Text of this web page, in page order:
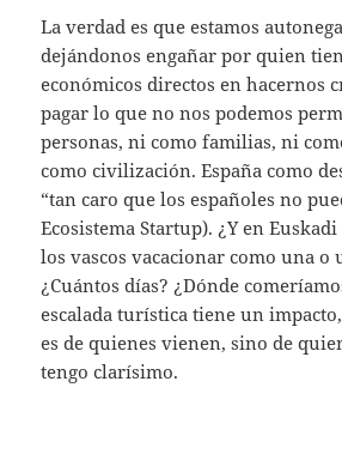
La verdad es que estamos
dejándonos engañar por quien
económicos directos en hacernos
pagar lo que no nos podemos
personas, ni como familias, ni
como civilización. España como
“tan caro que los españoles no
Ecosistema Startup). ¿Y en
los vascos vacacionar como una o
¿Cuántos días? ¿Dónde
escalada turística tiene un
es de quienes vienen, sino de
tengo clarísimo.